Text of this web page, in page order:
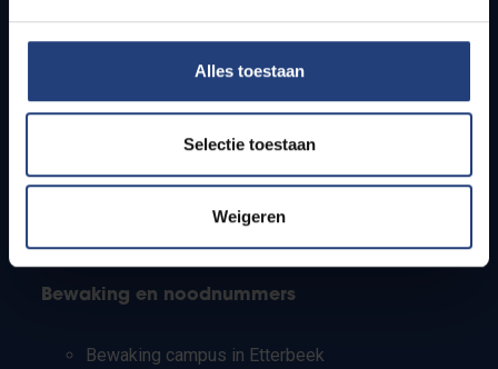
Alles toestaan
Selectie toestaan
Weigeren
Studenten
PhD-studenten
Leerkrachten en secundaire scholen
Bewaking en noodnummers
Bewaking campus in Etterbeek